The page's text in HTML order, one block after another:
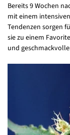
Bereits 9 Wochen
mit einem
Tendenzen sorgen
sie zu einem
und